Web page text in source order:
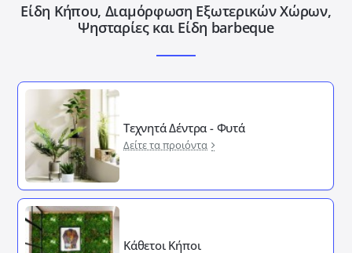
Είδη Κήπου, Διαμόρφωση Εξωτερικών Xώρων,
Ψησταρίες και Είδη barbeque
Τεχνητά Δέντρα - Φυτά
Δείτε τα προιόντα
Κάθετοι Κήποι